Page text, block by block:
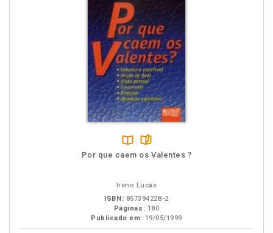
Disponível
páginas
Por que caem os Valentes ?
Ireno Lucas
ISBN: 857394228-2
Páginas: 180
Publicado em: 19/05/1999